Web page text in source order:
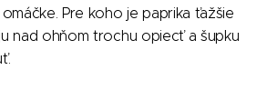
Pre koho je paprika ťažšie
nad ohňom trochu opiecť a šupku